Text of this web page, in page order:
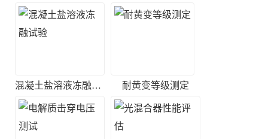
混凝土盐溶液冻融试验 耐黄变等级测定